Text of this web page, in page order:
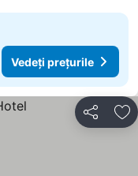
Vedeți prețurile
Distribuiți